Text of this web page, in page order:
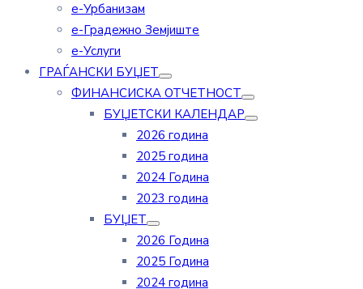
е-Урбанизам
е-Градежно Земјиште
е-Услуги
ГРАЃАНСКИ БУЏЕТ
ФИНАНСИСКА ОТЧЕТНОСТ
БУЏЕТСКИ КАЛЕНДАР
2026 година
2025 година
2024 Година
2023 година
БУЏЕТ
2026 Година
2025 Година
2024 година